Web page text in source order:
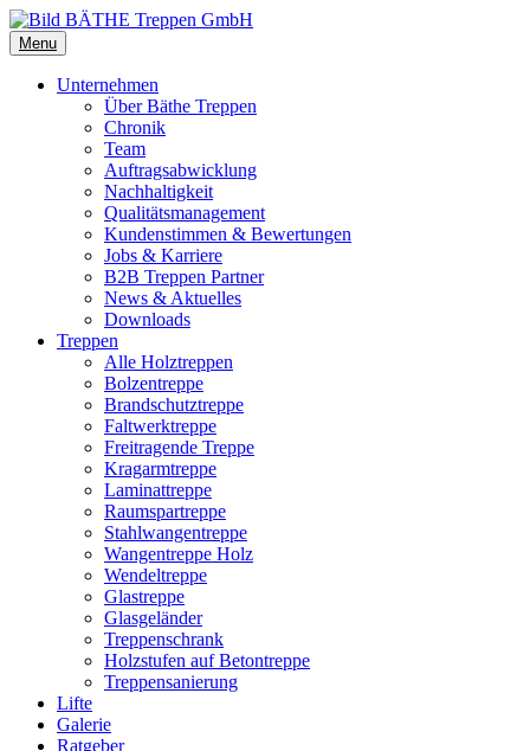
Menu
Unternehmen
Über Bäthe Treppen
Chronik
Team
Auftragsabwicklung
Nachhaltigkeit
Qualitätsmanagement
Kundenstimmen & Bewertungen
Jobs & Karriere
B2B Treppen Partner
News & Aktuelles
Downloads
Treppen
Alle Holztreppen
Bolzentreppe
Brandschutztreppe
Faltwerktreppe
Freitragende Treppe
Kragarmtreppe
Laminattreppe
Raumspartreppe
Stahlwangentreppe
Wangentreppe Holz
Wendeltreppe
Glastreppe
Glasgeländer
Treppenschrank
Holzstufen auf Betontreppe
Treppensanierung
Lifte
Galerie
Ratgeber